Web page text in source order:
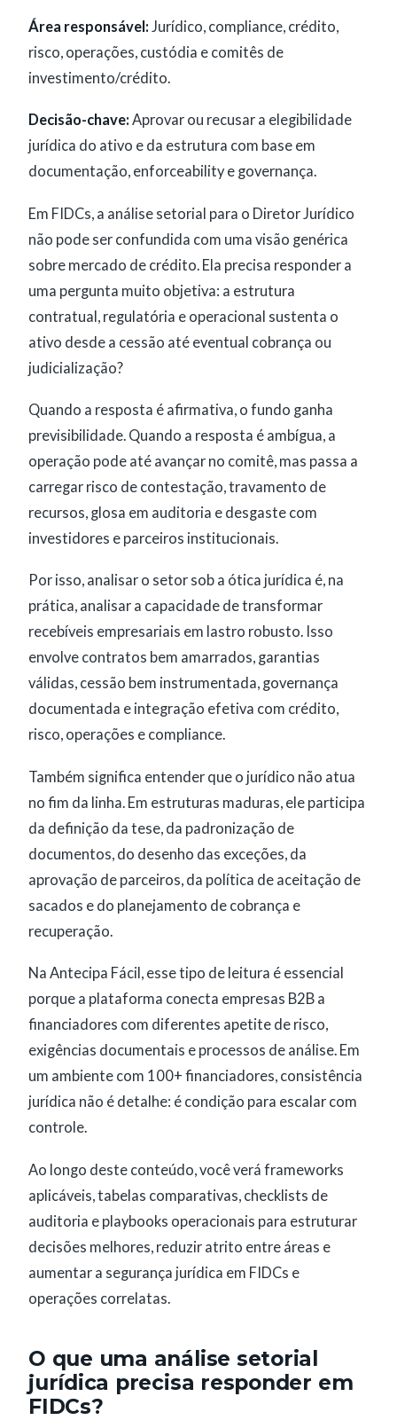
Área responsável: Jurídico, compliance, crédito,
risco, operações, custódia e comitês de
investimento/crédito.
Decisão-chave: Aprovar ou recusar a elegibilidade
jurídica do ativo e da estrutura com base em
documentação, enforceability e governança.
Em FIDCs, a análise setorial para o Diretor Jurídico
não pode ser confundida com uma visão genérica
sobre mercado de crédito. Ela precisa responder a
uma pergunta muito objetiva: a estrutura
contratual, regulatória e operacional sustenta o
ativo desde a cessão até eventual cobrança ou
judicialização?
Quando a resposta é afirmativa, o fundo ganha
previsibilidade. Quando a resposta é ambígua, a
operação pode até avançar no comitê, mas passa a
carregar risco de contestação, travamento de
recursos, glosa em auditoria e desgaste com
investidores e parceiros institucionais.
Por isso, analisar o setor sob a ótica jurídica é, na
prática, analisar a capacidade de transformar
recebíveis empresariais em lastro robusto. Isso
envolve contratos bem amarrados, garantias
válidas, cessão bem instrumentada, governança
documentada e integração efetiva com crédito,
risco, operações e compliance.
Também significa entender que o jurídico não atua
no fim da linha. Em estruturas maduras, ele participa
da definição da tese, da padronização de
documentos, do desenho das exceções, da
aprovação de parceiros, da política de aceitação de
sacados e do planejamento de cobrança e
recuperação.
Na Antecipa Fácil, esse tipo de leitura é essencial
porque a plataforma conecta empresas B2B a
financiadores com diferentes apetite de risco,
exigências documentais e processos de análise. Em
um ambiente com 100+ financiadores, consistência
jurídica não é detalhe: é condição para escalar com
controle.
Ao longo deste conteúdo, você verá frameworks
aplicáveis, tabelas comparativas, checklists de
auditoria e playbooks operacionais para estruturar
decisões melhores, reduzir atrito entre áreas e
aumentar a segurança jurídica em FIDCs e
operações correlatas.
O que uma análise setorial
jurídica precisa responder em
FIDCs?